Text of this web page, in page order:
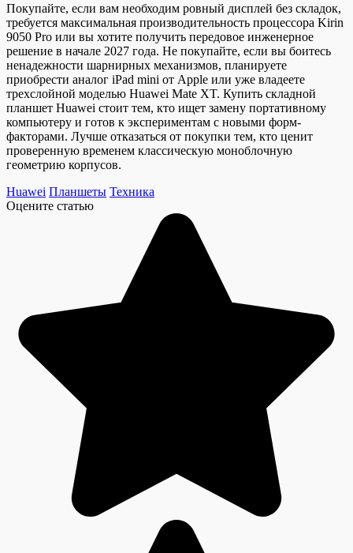
Покупайте, если вам необходим ровный дисплей без складок,
требуется максимальная производительность процессора Kirin
9050 Pro или вы хотите получить передовое инженерное
решение в начале 2027 года. Не покупайте, если вы боитесь
ненадежности шарнирных механизмов, планируете
приобрести аналог iPad mini от Apple или уже владеете
трехслойной моделью Huawei Mate XT. Купить складной
планшет Huawei стоит тем, кто ищет замену портативному
компьютеру и готов к экспериментам с новыми форм-
факторами. Лучше отказаться от покупки тем, кто ценит
проверенную временем классическую моноблочную
геометрию корпусов.
Huawei Планшеты Техника
Оцените статью